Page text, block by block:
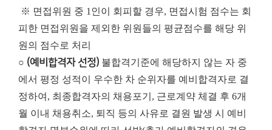
※ 면접위원 중 1인이 회피할 경우, 면접시험 점수는 회
피한 면접위원을 제외한 위원들의 평균점수를 해당 위
원의 점수로 처리
○ (예비합격자 선정) 불합격기준에 해당하지 않는 자 중
에서 평정 성적이 우수한 차 순위자를 예비합격자로 결
정하여, 최종합격자의 채용포기, 근로계약 체결 후 6개
월 이내 채용취소, 퇴직 등의 사유로 결원 발생 시 예비